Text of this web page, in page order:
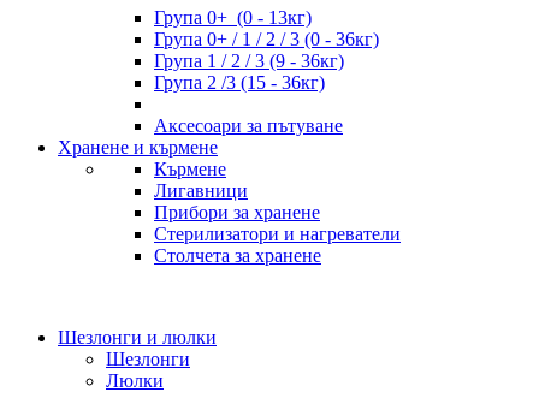
Група 0+ (0 - 13кг)
Група 0+ / 1 / 2 / 3 (0 - 36кг)
Група 1 / 2 / 3 (9 - 36кг)
Група 2 /3 (15 - 36кг)
Аксесоари за пътуване
Хранене и кърмене
Кърмене
Лигавници
Прибори за хранене
Стерилизатори и нагреватели
Столчета за хранене
Шезлонги и люлки
Шезлонги
Люлки